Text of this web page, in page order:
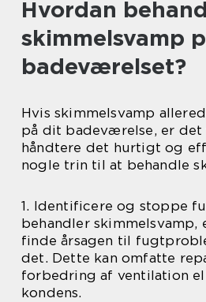
Hvordan
skimmelsvamp
badeværelset?
Hvis skimmelsvamp
på dit badeværelse, er
håndtere det hurtigt og
nogle trin til at behandle
1. Identificere og stoppe
behandler
finde årsagen til
det. Dette kan omfatte
forbedring af ventilation
kondens.